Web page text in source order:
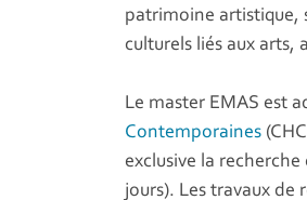
patrimoine artistique,
culturels liés aux arts,
Le master EMAS est
Contemporaines
exclusive la
jours). Les travaux de